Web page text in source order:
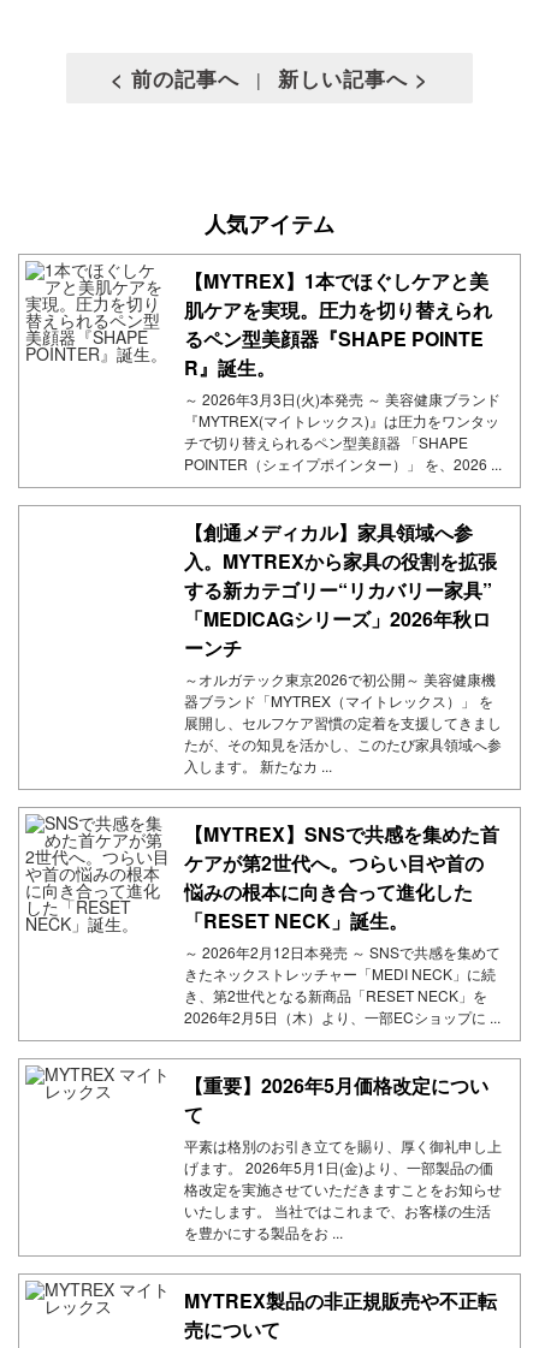
< 前の記事へ | 新しい記事へ >
人気アイテム
【MYTREX】1本でほぐしケアと美
肌ケアを実現。圧力を切り替えられ
るペン型美顔器『SHAPE POINTE
R』誕生。
～ 2026年3月3日(火)本発売 ～ 美容健康ブランド
『MYTREX(マイトレックス)』は圧力をワンタッ
チで切り替えられるペン型美顔器 「SHAPE
POINTER（シェイプポインター）」 を、2026 ...
【創通メディカル】家具領域へ参
入。MYTREXから家具の役割を拡張
する新カテゴリー“リカバリー家具”
「MEDICAGシリーズ」2026年秋ロ
ーンチ
～オルガテック東京2026で初公開～ 美容健康機
器ブランド「MYTREX（マイトレックス）」 を
展開し、セルフケア習慣の定着を支援してきまし
たが、その知見を活かし、このたび家具領域へ参
入します。 新たなカ ...
【MYTREX】SNSで共感を集めた首
ケアが第2世代へ。つらい目や首の
悩みの根本に向き合って進化した
「RESET NECK」誕生。
～ 2026年2月12日本発売 ～ SNSで共感を集めて
きたネックストレッチャー「MEDI NECK」に続
き、第2世代となる新商品「RESET NECK」を
2026年2月5日（木）より、一部ECショップに ...
【重要】2026年5月価格改定につい
て
平素は格別のお引き立てを賜り、厚く御礼申し上
げます。 2026年5月1日(金)より、一部製品の価
格改定を実施させていただきますことをお知らせ
いたします。 当社ではこれまで、お客様の生活
を豊かにする製品をお ...
MYTREX製品の非正規販売や不正転
売について